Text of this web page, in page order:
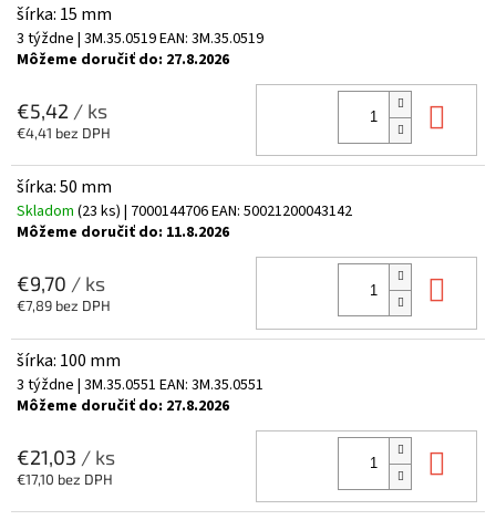
šírka: 15 mm
3 týždne | 3M.35.0519EAN: 3M.35.0519
Môžeme doručiť do: 27.8.2026
€5,42 / ks
€4,41 bez DPH
šírka: 50 mm
Skladom (23 ks) | 7000144706EAN: 50021200043142
Môžeme doručiť do: 11.8.2026
€9,70 / ks
€7,89 bez DPH
šírka: 100 mm
3 týždne | 3M.35.0551 EAN: 3M.35.0551
Môžeme doručiť do: 27.8.2026
€21,03 / ks
€17,10 bez DPH